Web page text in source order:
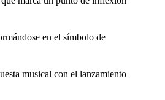
en el símbolo de
musical con el lanzamiento